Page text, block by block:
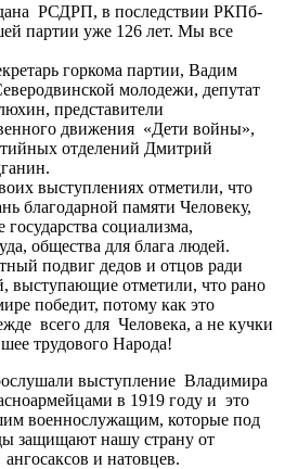
РСДРП, в последствии РКПб-
уже 126 лет. Мы все
горкома партии, Вадим
молодежи, депутат
представители
движения «Дети войны»,
отделений Дмитрий
выступлениях отметили, что
благодарной памяти Человеку,
социализма,
общества для блага людей.
подвиг дедов и отцов ради
выступающие отметили, что рано
победит, потому как это
всего для Человека, а не кучки
трудового Народа!
выступление Владимира
в 1919 году и это
военнослужащим, которые под
защищают нашу страну от
и натовцев.